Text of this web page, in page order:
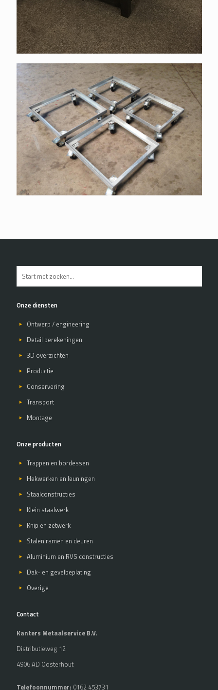
Onze diensten
Ontwerp / engineering
Detail berekeningen
3D overzichten
Productie
Conservering
Transport
Montage
Onze producten
Trappen en bordessen
Hekwerken en leuningen
Staalconstructies
Klein staalwerk
Knip en zetwerk
Stalen ramen en deuren
Aluminium en RVS constructies
Dak- en gevelbeplating
Overige
Contact
Kanters Metaalservice B.V.
Distributieweg 12
4906 AD Oosterhout
Telefoonnummer: 0162 453731